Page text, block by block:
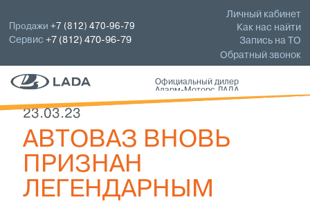
Личный кабинет
Как нас найти
Запись на ТО
Обратный звонок
Продажи+7 (812) 470-96-79
Сервис+7 (812) 470-96-79
Официальный дилер
Аларм-Моторс ЛАДА
23.03.23
АВТОВАЗ ВНОВЬ
ПРИЗНАН
ЛЕГЕНДАРНЫМ